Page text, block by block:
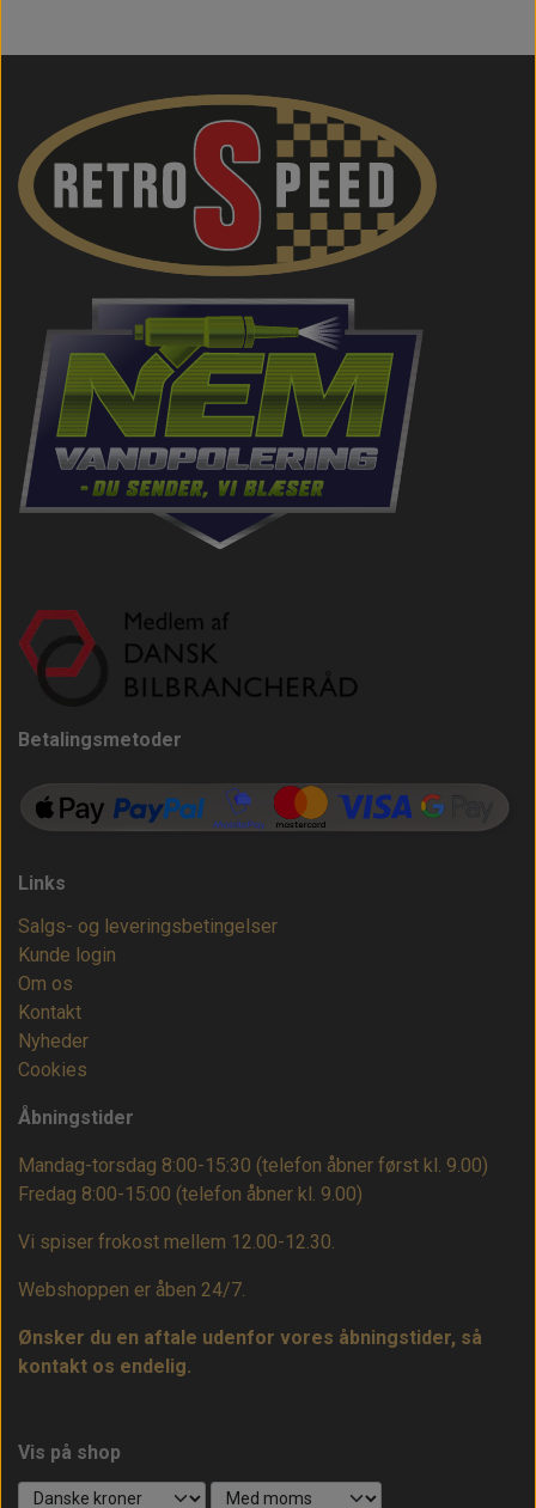
Betalingsmetoder
Links
Salgs- og leveringsbetingelser
Kunde login
Om os
Kontakt
Nyheder
Cookies
Åbningstider
Mandag-torsdag 8:00-15:30 (telefon åbner først kl. 9.00)
Fredag 8:00-15:00 (telefon åbner kl. 9.00)
Vi spiser frokost mellem 12.00-12.30.
Webshoppen er åben 24/7.
Ønsker du en aftale udenfor vores åbningstider, så
kontakt os endelig.
Vis på shop